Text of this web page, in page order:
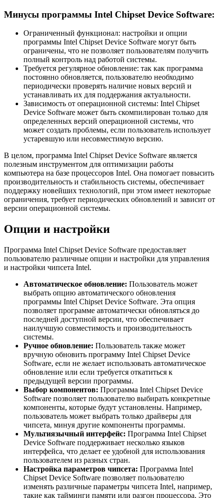
Минусы программы Intel Chipset Device Software:
Ограниченный функционал: настройки и опции
программы Intel Chipset Device Software могут быть
ограничены, что не позволяет пользователям получить
полный контроль над работой системы.
Требуется регулярное обновление: так как программа
постоянно обновляется, пользователю необходимо
периодически проверять наличие новых версий и
устанавливать их для поддержания актуальности.
Зависимость от операционной системы: Intel Chipset
Device Software может быть скомпилирован только для
определенных версий операционной системы, что
может создать проблемы, если пользователь использует
устаревшую или несовместимую версию.
В целом, программа Intel Chipset Device Software является
полезным инструментом для оптимизации работы
компьютера на базе процессоров Intel. Она помогает повысить
производительность и стабильность системы, обеспечивает
поддержку новейших технологий, при этом имеет некоторые
ограничения, требует периодических обновлений и зависит от
версии операционной системы.
Опции и настройки
Программа Intel Chipset Device Software предоставляет
пользователю различные опции и настройки для управления
и настройки чипсета Intel.
Автоматическое обновление: Пользователь может
выбрать опцию автоматического обновления
программы Intel Chipset Device Software. Эта опция
позволяет программе автоматически обновляться до
последней доступной версии, что обеспечивает
наилучшую совместимость и производительность
системы.
Ручное обновление: Пользователь также может
вручную обновить программу Intel Chipset Device
Software, если не желает использовать автоматическое
обновление или если требуется откатиться к
предыдущей версии программы.
Выбор компонентов: Программа Intel Chipset Device
Software позволяет пользователю выбирать конкретные
компоненты, которые будут установлены. Например,
пользователь может выбрать только драйверы для
чипсета, минуя другие компоненты программы.
Мультиязычный интерфейс: Программа Intel Chipset
Device Software поддерживает несколько языков
интерфейса, что делает ее удобной для использования
пользователем из разных стран.
Настройка параметров чипсета: Программа Intel
Chipset Device Software позволяет пользователю
изменять различные параметры чипсета Intel, например,
такие как тайминги памяти или разгон процессора. Это